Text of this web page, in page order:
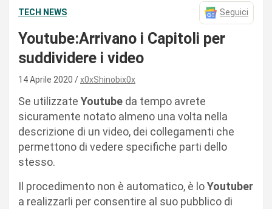
TECH NEWS Seguici
Youtube:Arrivano i Capitoli per
suddividere i video
14 Aprile 2020 x0xShinobix0x
Se utilizzate Youtube da tempo avrete
sicuramente notato almeno una volta nella
descrizione di un video, dei collegamenti che
permettono di vedere specifiche parti dello
stesso.
Il procedimento non è automatico, è loYoutuber
a realizzarli per consentire al suo pubblico di